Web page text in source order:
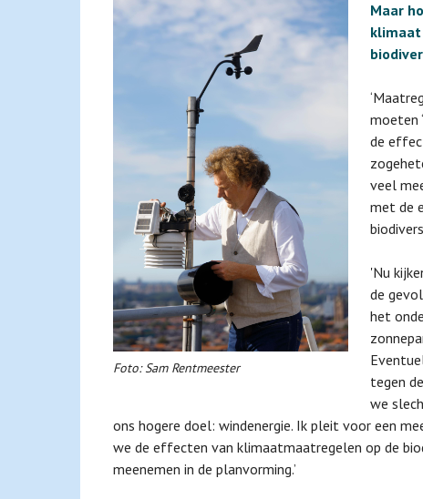
Foto: Sam Rentmeester
Maar
klimaat
moeten
de
veel
met de
'Nu
de
het
tegen
we
ons hogere doel: windenergie. Ik pleit voor een
we de effecten van klimaatmaatregelen op de
meenemen in de planvorming.’